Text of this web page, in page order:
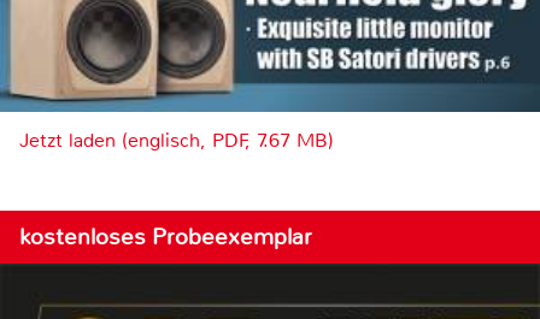
Jetzt laden (englisch, PDF, 7.67 MB)
kostenloses Probeexemplar